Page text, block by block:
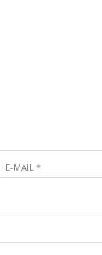
E-MAIL *